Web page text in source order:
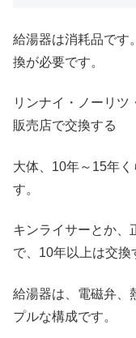
給湯器は消耗品で
換が必要です。
リンナイ・ノーリツ
販売店で交換する
大体、10年～15年
す。
キンライサーとか、
で、10年以上は交換
給湯器は、電磁弁、
プルな構成です。